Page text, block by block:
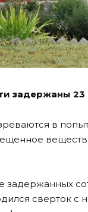
задержаны
в
задержанных
сверток